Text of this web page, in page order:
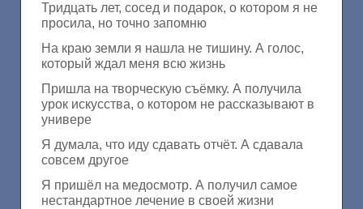
Тридцать лет, сосед и подарок, о котором я не
просила, но точно запомню
На краю земли я нашла не тишину. А голос,
который ждал меня всю жизнь
Пришла на творческую съёмку. А получила
урок искусства, о котором не рассказывают в
универе
Я думала, что иду сдавать отчёт. А сдавала
совсем другое
Я пришёл на медосмотр. А получил самое
нестандартное лечение в своей жизни